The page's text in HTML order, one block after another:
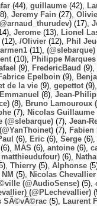
(44), guillaume (42),
Jeremy Fain (27),
(17),
Jerome (13), Lionel
(12), /Olivier (12), Phil
(11),
(10), Philippe Marques
(9), FredericBaud (9),
Epelboin (9),
de la vie (9), gepettot (9),
Emmanuel (8), Jean-
(8), Bruno Lamouroux
(7), Nicolas Guillaume
(@slebarque) (7), Jean-
(7), Fabien
(6), Eric (6), Serge (6),
(6), MAS (6), antoine (6),
(6),
Thierry (5), Alphonse
NM (5), Nicolas Chevallier
(@AudioSense) (5),
(@PLechevallier)
SÃ©vÃ©rac (5), Laurent